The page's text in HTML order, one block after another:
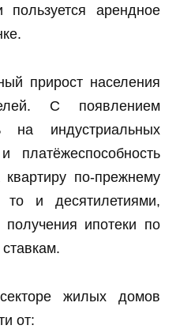
пользуется арендное
прирост населения
С появлением
на индустриальных
платёжеспособность
по-прежнему
и десятилетиями,
получения ипотеки по
жилых домов
от: